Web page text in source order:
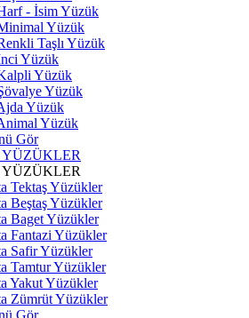
- İsim Yüzük
Yüzük
Taşlı Yüzük
Yüzük
Yüzük
Yüzük
Yüzük
Yüzük
Gör
Tektaş Yüzükler
Beştaş Yüzükler
Baget Yüzükler
Fantazi Yüzükler
Safir Yüzükler
Tamtur Yüzükler
Yakut Yüzükler
Zümrüt Yüzükler
Gör